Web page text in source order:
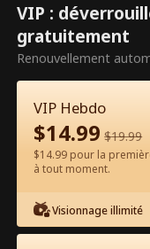
Ce sont
VIP :
gratuitement
Renouvellement
VIP Hebdo
$14.99 $19.99
$14.99 pour la
à tout moment.
Visionnage illimité